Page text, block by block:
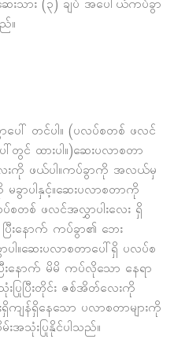
းသား (၃) ချပ် အပေါ်ယံကပ်ခွာ
။
ါ် တင်ပါ။ (ပလပ်စတစ် ဖလင်
င် ထားပါ။)ဆေးပလာစတာ
ေးကို ဖယ်ပါ။ကပ်ခွာကို အလယ်မှ
ခွာပါနှင့်။ဆေးပလာစတာကို
တစ် ဖလင်အလွှာပါးလေး ရှိ
းနောက် ကပ်ခွာ၏ ဘေး
။ဆေးပလာစတာပေါ်ရှိ ပလပ်စ
းနောက် မိမိ ကပ်လိုသော နေရာ
ြုပြီးတိုင်း ဇစ်အိတ်လေးကို
ရှိကျန်ရှိနေသော ပလာစတာများကို
အသုံးပြုနိုင်ပါသည်။